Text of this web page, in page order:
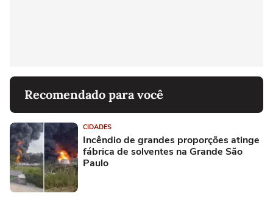
Recomendado para você
CIDADES
Incêndio de grandes proporções atinge
fábrica de solventes na Grande São
Paulo